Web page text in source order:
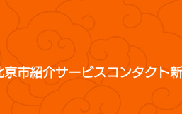
京市紹介サービスコンタクト